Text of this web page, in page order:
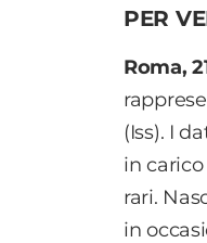
PER
Roma,
(Iss). I
in carico
rari.
in